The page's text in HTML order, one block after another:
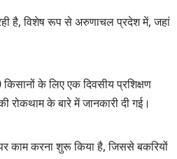
है, विशेष रूप से अरुणाचल प्रदेश में, जहां
के लिए एक दिवसीय प्रशिक्षण
रोकथाम के बारे में जानकारी दी गई।
काम करना शुरू किया है, जिससे बकरियों